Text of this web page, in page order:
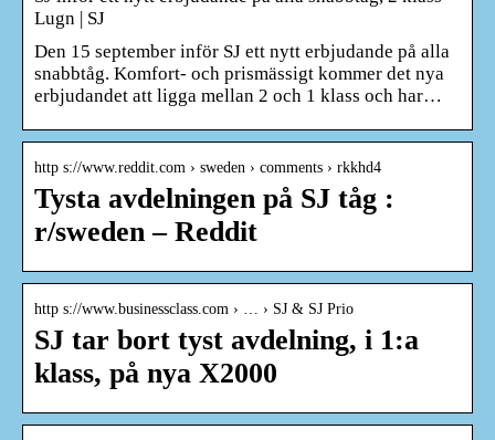
Lugn | SJ
Den 15 september inför SJ ett nytt erbjudande på alla
snabbtåg. Komfort- och prismässigt kommer det nya
erbjudandet att ligga mellan 2 och 1 klass och har…
http s://www.reddit.com › sweden › comments › rkkhd4
Tysta avdelningen på SJ tåg :
r/sweden – Reddit
http s://www.businessclass.com › … › SJ & SJ Prio
SJ tar bort tyst avdelning, i 1:a
klass, på nya X2000